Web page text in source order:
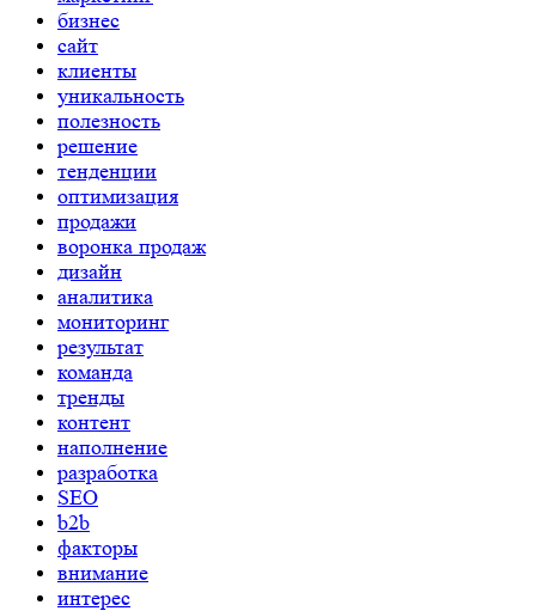
бизнес
сайт
клиенты
уникальность
полезность
решение
тенденции
оптимизация
продажи
воронка продаж
дизайн
аналитика
мониторинг
результат
команда
тренды
контент
наполнение
разработка
SEO
b2b
факторы
внимание
интерес